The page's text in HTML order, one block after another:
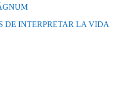
DE INTERPRETAR LA VIDA